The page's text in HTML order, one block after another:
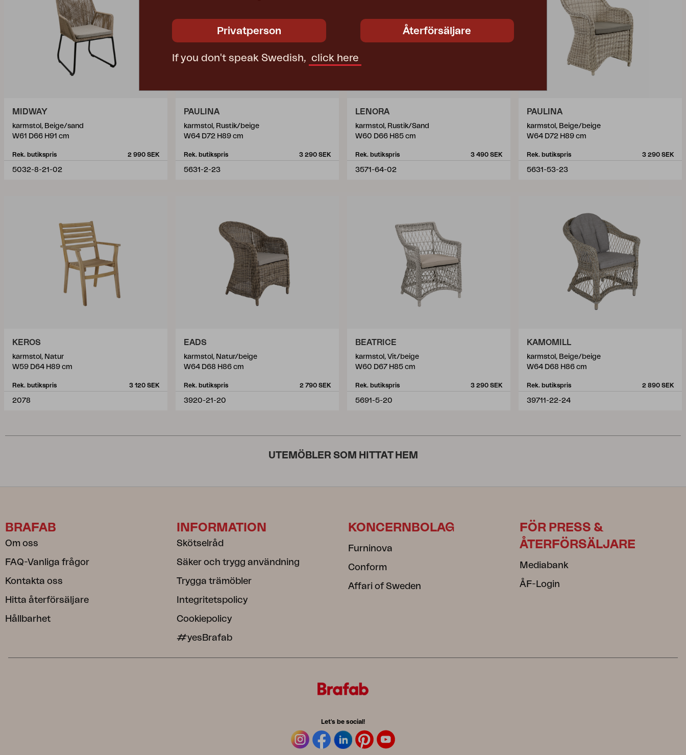
MIDWAY
karmstol, Beige/sand
W61 D66 H91 cm
Rek. butikspris 2 990 SEK
5032-8-21-02
PAULINA
karmstol, Rustik/beige
W64 D72 H89 cm
Rek. butikspris 3 290 SEK
5631-2-23
LENORA
karmstol, Rustik/Sand
W60 D66 H85 cm
Rek. butikspris 3 490 SEK
3571-64-02
PAULINA
karmstol, Beige/beige
W64 D72 H89 cm
Rek. butikspris 3 290 SEK
5631-53-23
KEROS
karmstol, Natur
W59 D64 H89 cm
Rek. butikspris 3 120 SEK
2078
EADS
karmstol, Natur/beige
W64 D68 H86 cm
Rek. butikspris 2 790 SEK
3920-21-20
BEATRICE
karmstol, Vit/beige
W60 D67 H85 cm
Rek. butikspris 3 290 SEK
5691-5-20
KAMOMILL
karmstol, Beige/beige
W64 D68 H86 cm
Rek. butikspris 2 890 SEK
39711-22-24
UTEMÖBLER SOM HITTAT HEM
Privatperson Återförsäljare
If you don't speak Swedish, click here
BRAFAB
Om oss
FAQ-Vanliga frågor
Kontakta oss
Hitta återförsäljare
Hållbarhet
INFORMATION
Skötselråd
Säker och trygg användning
Trygga trämöbler
Integritetspolicy
Cookiepolicy
#yesBrafab
KONCERNBOLAG
Furninova
Conform
Affari of Sweden
FÖR PRESS &
ÅTERFÖRSÄLJARE
Mediabank
ÅF-Login
Let's be social!